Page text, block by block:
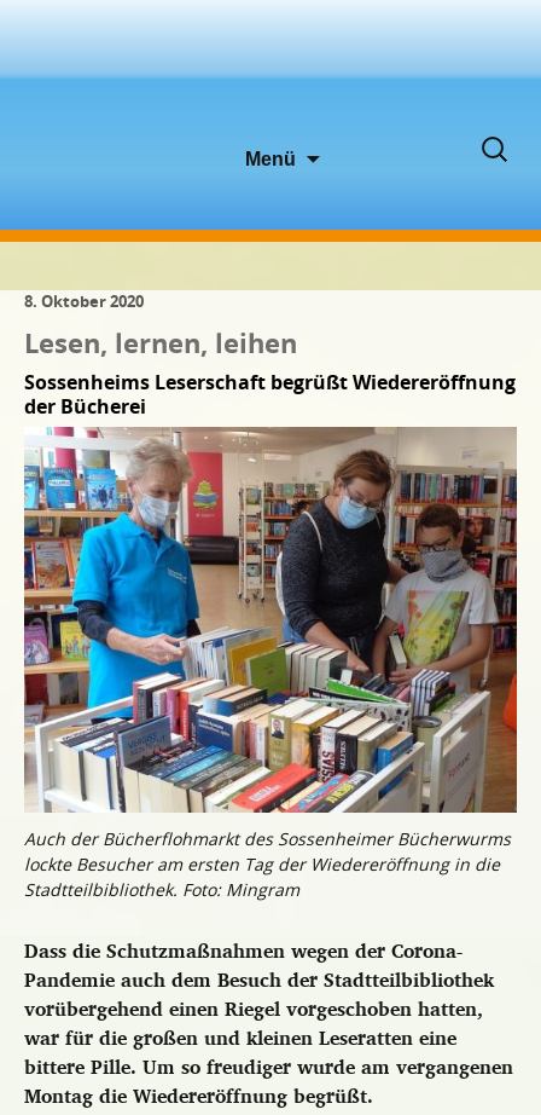
Menü
Suchen
8. Oktober 2020
Lesen, lernen, leihen
Sossenheims Leserschaft begrüßt Wiedereröffnung
der Bücherei
Auch der Bücherflohmarkt des Sossenheimer Bücherwurms
lockte Besucher am ersten Tag der Wiedereröffnung in die
Stadtteilbibliothek. Foto: Mingram
Dass die Schutzmaßnahmen wegen der Corona-
Pandemie auch dem Besuch der Stadtteilbibliothek
vorübergehend einen Riegel vorgeschoben hatten,
war für die großen und kleinen Leseratten eine
bittere Pille. Um so freudiger wurde am vergangenen
Montag die Wiedereröffnung begrüßt.